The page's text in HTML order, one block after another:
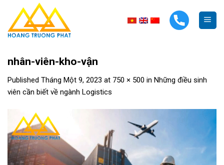
content
nhân-viên-kho-vận
Published Tháng Một 9, 2023 at 750 × 500 in Những điều sinh
viên cần biết về ngành Logistics